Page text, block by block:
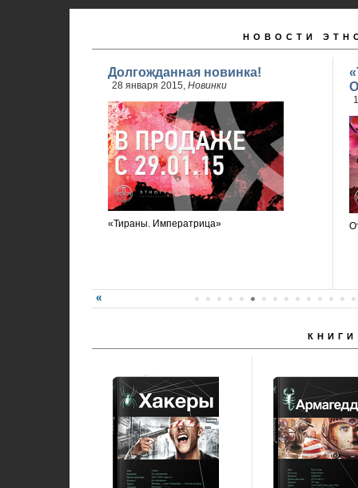
НОВОСТИ
Долгожданная новинка!
28 января 2015, Новинки
«Тираны. Императрица»
КНИГИ